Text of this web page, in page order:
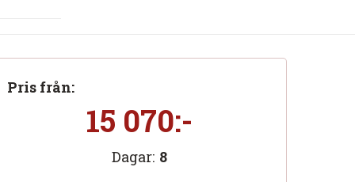
Pris från:
15 070:-
Dagar: 8